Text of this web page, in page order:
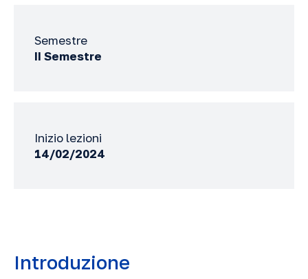
Semestre
II Semestre
Inizio lezioni
14/02/2024
Introduzione